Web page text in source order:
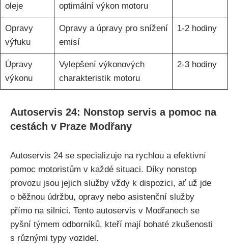
oleje
optimální výkon motoru
Opravy
výfuku
Opravy a úpravy pro snížení
​emisí
1-2 hodiny
Úpravy
výkonu
Vylepšení výkonových
charakteristik motoru
2-3 hodiny
Autoservis 24: Nonstop‌ servis a⁣ pomoc na⁤
cestách v Praze Modřany
Autoservis 24 se specializuje⁢ na rychlou a efektivní
pomoc motoristům v každé‍ situaci. ‍Díky nonstop
provozu jsou jejich služby vždy⁣ k dispozici, ať už‍ jde
o běžnou údržbu, opravy⁣ nebo asistenční‌ služby
přímo na silnici. Tento​ autoservis v Modřanech se
pyšní týmem odborníků, kteří mají bohaté ⁢zkušenosti​
s různými typy vozidel.